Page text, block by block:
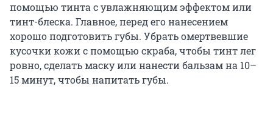
помощью тинта с увлажняющим эффектом или
тинт-блеска. Главное, перед его нанесением
хорошо подготовить губы. Убрать омертвевшие
кусочки кожи с помощью скраба, чтобы тинт лег
ровно, сделать маску или нанести бальзам на 10–
15 минут, чтобы напитать губы.